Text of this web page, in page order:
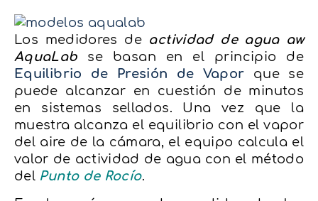
Los medidores de actividad de agua aw
AquaLab se basan en el principio de
Equilibrio de Presión de Vapor
que se
puede alcanzar en cuestión de minutos
en sistemas sellados. Una vez que la
muestra alcanza el equilibrio con el vapor
del aire de la cámara, el equipo calcula el
valor de actividad de agua con el método
del Punto de Rocío.